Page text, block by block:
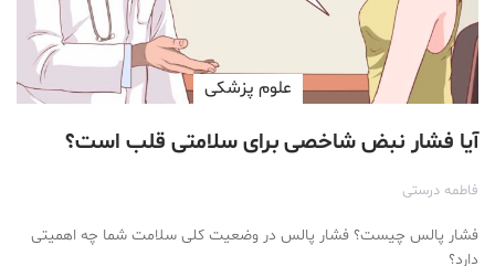
علوم پزشكی
آیا فشار نبض شاخصی برای سلامتی قلب است؟
فاطمه درستی
فشار پالس چیست؟ فشار پالس در وضعیت کلی سلامت شما چه اهمیتی
دارد؟